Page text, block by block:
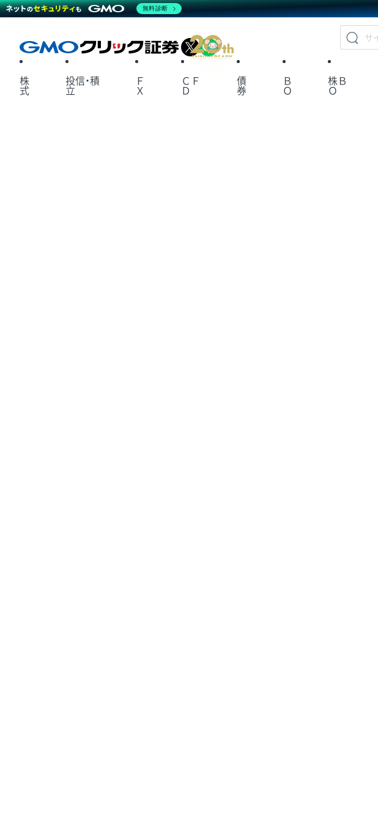
X
株
式
投信・積
立
Ｆ
Ｘ
ＣＦ
Ｄ
債
券
Ｂ
Ｏ
株Ｂ
Ｏ
無料診断